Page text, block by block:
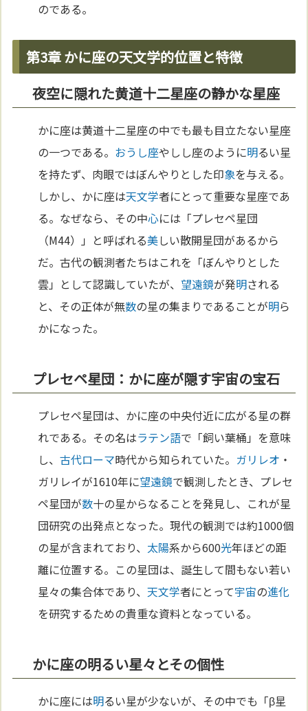
のである。
第3章 かに座の天文学的位置と特徴
夜空に隠れた黄道十二星座の静かな星座
かに座は黄道十二星座の中でも最も目立たない星座
の一つである。 おうし座やしし座のように明るい星
を持たず、肉眼ではぼんやりとした印象を与える。
しかし、かに座は天文学者にとって重要な星座であ
る。なぜなら、その中心には「プレセペ星団
（M44）」と呼ばれる美しい散開星団があるから
だ。古代の観測者たちはこれを「ぼんやりとした
雲」として認識していたが、望遠鏡が発明される
と、その正体が無数の星の集まりであることが明ら
かになった。
プレセペ星団：かに座が隠す宇宙の宝石
プレセペ星団は、かに座の中央付近に広がる星の群
れである。その名はラテン語で「飼い葉桶」を意味
し、古代ローマ時代から知られていた。 ガリレオ ・
ガリレイが1610年に望遠鏡で観測したとき、プレセ
ペ星団が数十の星からなることを発見し、これが星
団研究の出発点となった。現代の観測では約1000個
の星が含まれており、 太陽系から600光年ほどの距
離に位置する。この星団は、誕生して間もない若い
星々の集合体であり、天文学者にとって宇宙の進化
を研究するための貴重な資料となっている。
かに座の明るい星々とその個性
かに座には明るい星が少ないが、その中でも「β星